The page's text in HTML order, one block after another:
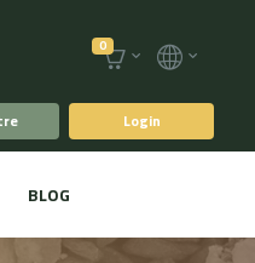
0
Login
BLOG